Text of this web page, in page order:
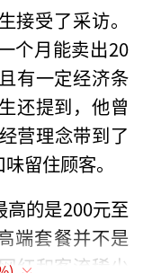
接受了采访。
个月能卖出20
有一定经济条
还提到，他曾
营理念带到了
留住顾客。
高的是200元至
端套餐并不是
红和客流稀少